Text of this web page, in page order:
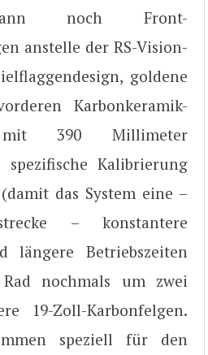
noch Front-
anstelle der RS-Vision-
goldene
Karbonkeramik-
mit 390 Millimeter
spezifische Kalibrierung
das System eine –
– konstantere
längere Betriebszeiten
nochmals um zwei
19-Zoll-Karbonfelgen.
speziell für den